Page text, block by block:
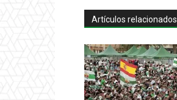
Artículos relacionados